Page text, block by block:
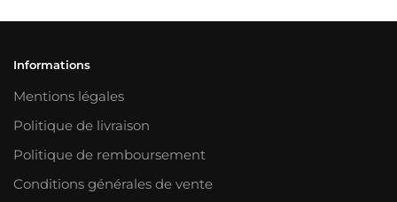
Informations
Mentions légales
Politique de livraison
Politique de remboursement
Conditions générales de vente